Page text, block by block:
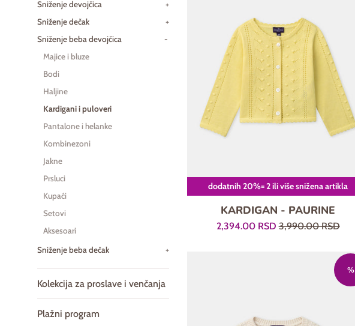
Sniženje devojčica
+
Sniženje dečak
+
Sniženje beba devojčica
-
Majice i bluze
Bodi
Haljine
Kardigani i puloveri
Pantalone i helanke
Kombinezoni
Jakne
Prsluci
Kupaći
Setovi
Aksesoari
Sniženje beba dečak
+
Kolekcija za proslave i venčanja
Plažni program
dodatnih 20%= 2 ili više snižena artikla
KARDIGAN - PAURINE
Prodajna
2,394.00 RSDRegularna
3,990.00 RSD
%